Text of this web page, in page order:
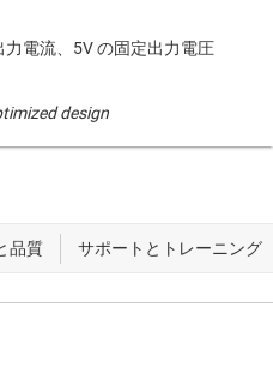
電流、5V の固定出力電圧
design